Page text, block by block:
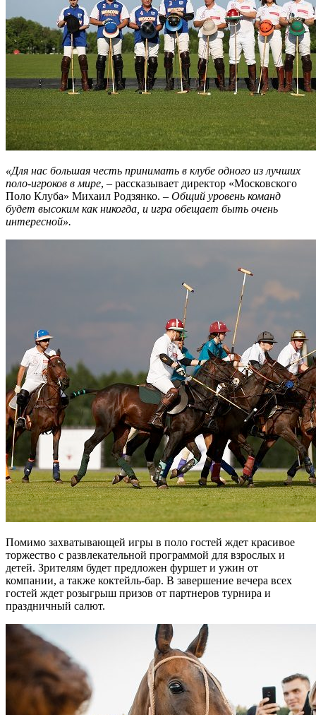
«Для нас большая честь принимать в клубе одного из лучших
поло-игроков в мире, – рассказывает директор «Московского
Поло Клуба» Михаил Родзянко. – Общий уровень команд
будет высоким как никогда, и игра обещает быть очень
интересной».
Помимо захватывающей игры в поло гостей ждет красивое
торжество с развлекательной программой для взрослых и
детей. Зрителям будет предложен фуршет и ужин от
компании, а также коктейль-бар. В завершение вечера всех
гостей ждет розыгрыш призов от партнеров турнира и
праздничный салют.